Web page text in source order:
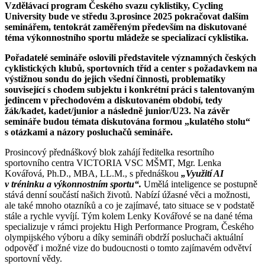
Vzdělávací program Českého svazu cyklistiky, Cycling
University bude ve středu 3.prosince 2025 pokračovat dalším
seminářem, tentokrát zaměřeným především na diskutované
téma výkonnostního sportu mládeže se specializací cyklistika.
Pořadatelé semináře oslovili představitele významných českých
cyklistických klubů, sportovních tříd a center s požadavkem na
výstižnou sondu do jejich všední činnosti, problematiky
související s chodem subjektu i konkrétní práci s talentovaným
jedincem v přechodovém a diskutovaném období, tedy
žák/kadet, kadet/junior a následně junior/U23. Na závěr
semináře budou témata diskutována formou „kulatého stolu“
s otázkami a názory posluchačů semináře.
Prosincový přednáškový blok zahájí ředitelka resortního
sportovního centra VICTORIA VSC MŠMT, Mgr. Lenka
Kovářová, Ph.D., MBA, LL.M., s přednáškou „Využití AI
v tréninku a výkonnostním sportu“. Umělá inteligence se postupně
stává denní součástí našich životů. Nabízí úžasné věci a možnosti,
ale také mnoho otazníků a co je zajímavé, tato situace se v podstatě
stále a rychle vyvíjí. Tým kolem Lenky Kovářové se na dané téma
specializuje v rámci projektu High Performance Program, Českého
olympijského výboru a díky semináři obdrží posluchači aktuální
odpověď i možné vize do budoucnosti o tomto zajímavém odvětví
sportovní vědy.